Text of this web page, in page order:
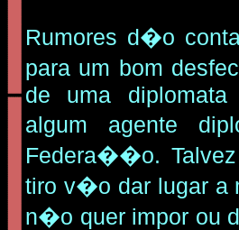
Rumores d�o
para um bom
de uma diplomata
algum agente
Federa��o.
tiro v�o dar lugar a
n�o quer impor ou